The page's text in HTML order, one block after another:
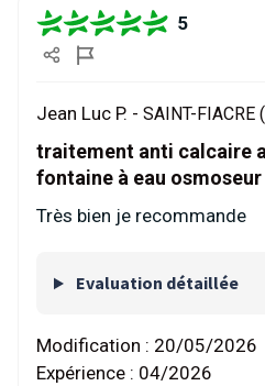
5
Jean Luc P. - SAINT-FIACRE
traitement anti calcaire
fontaine à eau
Très bien je recommande
Evaluation détaillée
Modification : 20/05/2026
Expérience : 04/2026